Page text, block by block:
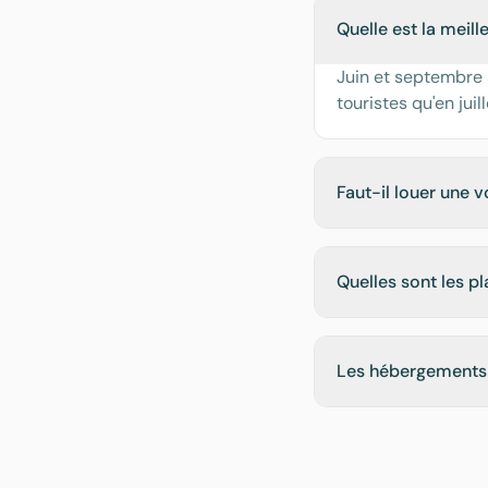
Quelle est la
Juin et septembre
touristes qu'en
Faut-il louer une
Quelles sont les
Les